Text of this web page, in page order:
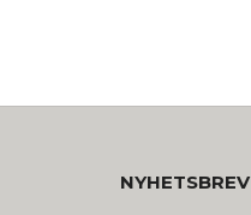
NYHETSBREV